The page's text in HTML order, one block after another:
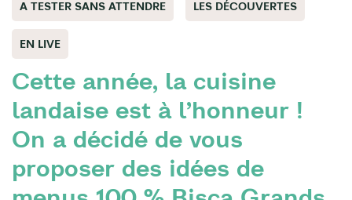
A TESTER SANS ATTENDRE LES DÉCOUVERTES
EN LIVE
Cette année, la cuisine
landaise est à l’honneur !
On a décidé de vous
proposer des idées de